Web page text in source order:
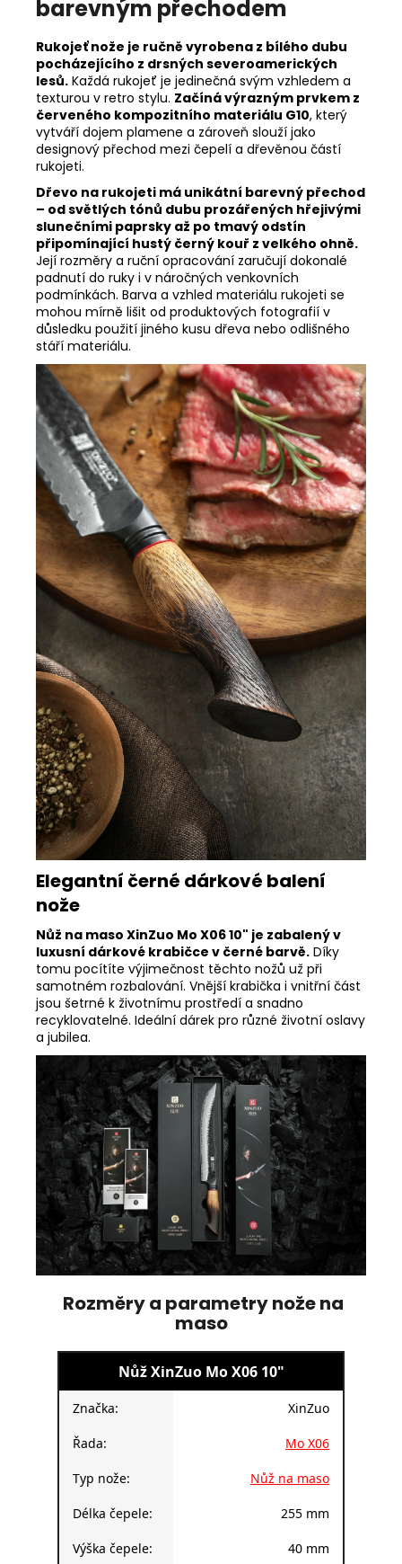
barevným přechodem
Rukojeť nože je ručně vyrobena z bílého dubu
pocházejícího z drsných severoamerických
lesů. Každá rukojeť je jedinečná svým vzhledem a
texturou v retro stylu. Začíná výrazným prvkem z
červeného kompozitního materiálu G10, který
vytváří dojem plamene a zároveň slouží jako
designový přechod mezi čepelí a dřevěnou částí
rukojeti.
Dřevo na rukojeti má unikátní barevný přechod
– od světlých tónů dubu prozářených hřejivými
slunečními paprsky až po tmavý odstín
připomínající hustý černý kouř z velkého ohně.
Její rozměry a ruční opracování zaručují dokonalé
padnutí do ruky i v náročných venkovních
podmínkách. Barva a vzhled materiálu rukojeti se
mohou mírně lišit od produktových fotografií v
důsledku použití jiného kusu dřeva nebo odlišného
stáří materiálu.
Elegantní černé dárkové balení
nože
Nůž na maso XinZuo Mo X06 10" je zabalený v
luxusní dárkové krabičce v černé barvě. Díky
tomu pocítíte výjimečnost těchto nožů už při
samotném rozbalování. Vnější krabička i vnitřní část
jsou šetrné k životnímu prostředí a snadno
recyklovatelné. Ideální dárek pro různé životní oslavy
a jubilea.
Rozměry a parametry nože na
maso
Nůž XinZuo Mo X06 10"
Značka: XinZuo
Řada: Mo X06
Typ nože: Nůž na maso
Délka čepele: 255 mm
Výška čepele: 40 mm